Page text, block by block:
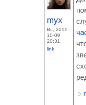
myx
Вс, 2011-
10-09
20:31
link